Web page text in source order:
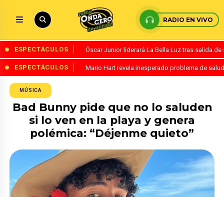
RADIO EN VIVO
ESPECTÁCULOS Óscar Junior liderará La Bella Luz tras salida
ESPECTÁCULOS Mario Hart revela inesperado problema de
MÚSICA
Bad Bunny pide que no lo saluden
si lo ven en la playa y genera
polémica: “Déjenme quieto”